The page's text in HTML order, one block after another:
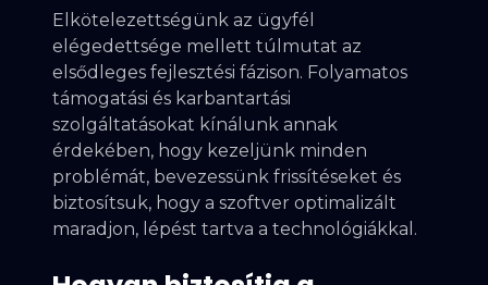
Elkötelezettségünk az ügyfél
elégedettsége mellett túlmutat az
elsődleges fejlesztési fázison. Folyamatos
támogatási és karbantartási
szolgáltatásokat kínálunk annak
érdekében, hogy kezeljünk minden
problémát, bevezessünk frissítéseket és
biztosítsuk, hogy a szoftver optimalizált
maradjon, lépést tartva a technológiákkal.